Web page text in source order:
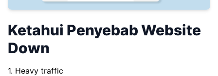
Ketahui Penyebab Website
Down
1. Heavy traffic